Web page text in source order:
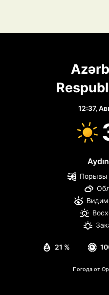
12:37,
21 %
Порывы
Погода от